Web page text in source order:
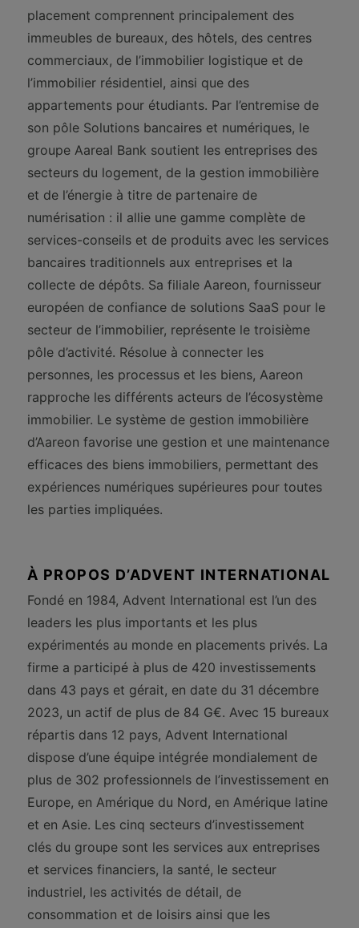
placement comprennent principalement des
immeubles de bureaux, des hôtels, des centres
commerciaux, de l’immobilier logistique et de
l’immobilier résidentiel, ainsi que des
appartements pour étudiants. Par l’entremise de
son pôle Solutions bancaires et numériques, le
groupe Aareal Bank soutient les entreprises des
secteurs du logement, de la gestion immobilière
et de l’énergie à titre de partenaire de
numérisation : il allie une gamme complète de
services-conseils et de produits avec les services
bancaires traditionnels aux entreprises et la
collecte de dépôts. Sa filiale Aareon, fournisseur
européen de confiance de solutions SaaS pour le
secteur de l’immobilier, représente le troisième
pôle d’activité. Résolue à connecter les
personnes, les processus et les biens, Aareon
rapproche les différents acteurs de l’écosystème
immobilier. Le système de gestion immobilière
d’Aareon favorise une gestion et une maintenance
efficaces des biens immobiliers, permettant des
expériences numériques supérieures pour toutes
les parties impliquées.
À PROPOS D’ADVENT INTERNATIONAL
Fondé en 1984, Advent International est l’un des
leaders les plus importants et les plus
expérimentés au monde en placements privés. La
firme a participé à plus de 420 investissements
dans 43 pays et gérait, en date du 31 décembre
2023, un actif de plus de 84 G€. Avec 15 bureaux
répartis dans 12 pays, Advent International
dispose d’une équipe intégrée mondialement de
plus de 302 professionnels de l’investissement en
Europe, en Amérique du Nord, en Amérique latine
et en Asie. Les cinq secteurs d’investissement
clés du groupe sont les services aux entreprises
et services financiers, la santé, le secteur
industriel, les activités de détail, de
consommation et de loisirs ainsi que les